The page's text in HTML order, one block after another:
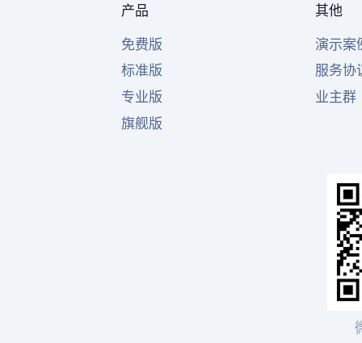
产品
免费版
标准版
专业版
旗舰版
其他
演示案
服务协
业主群